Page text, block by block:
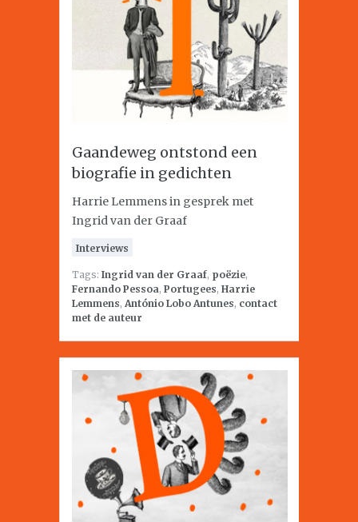
Gaandeweg ontstond een
biografie in gedichten
Harrie Lemmens in gesprek met
Ingrid van der Graaf
Interviews
Tags: Ingrid van der Graaf, poëzie,
Fernando Pessoa, Portugees, Harrie
Lemmens, António Lobo Antunes, contact
met de auteur